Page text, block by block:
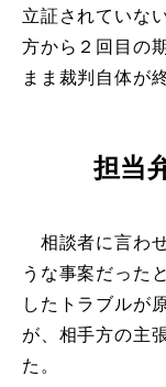
立証されていな
方から２回目の
まま裁判自体が
担当
相談者に言わ
うな事案だった
したトラブルが
が、相手方の主
た。